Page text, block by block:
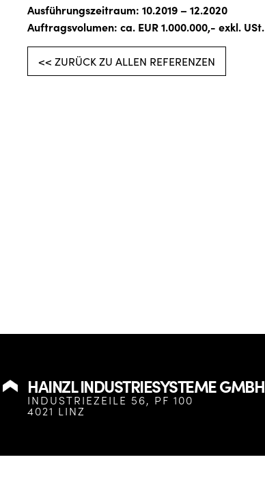
Ausführungszeitraum: 10.2019 – 12.2020
Auftragsvolumen: ca. EUR 1.000.000,- exkl. USt.
<< ZURÜCK ZU ALLEN REFERENZEN
HAINZL INDUSTRIESYSTEME GMBH
INDUSTRIEZEILE 56, PF 100
4021 LINZ